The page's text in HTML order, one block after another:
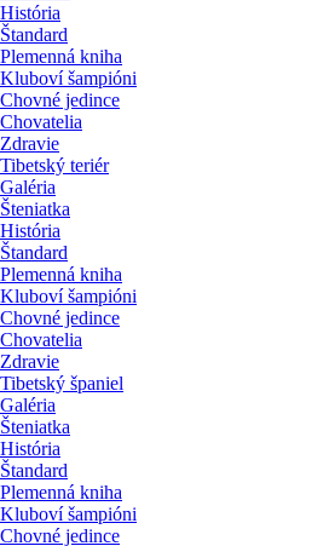
História
Štandard
Plemenná kniha
Kluboví šampióni
Chovné jedince
Chovatelia
Zdravie
Tibetský teriér
Galéria
Šteniatka
História
Štandard
Plemenná kniha
Kluboví šampióni
Chovné jedince
Chovatelia
Zdravie
Tibetský španiel
Galéria
Šteniatka
História
Štandard
Plemenná kniha
Kluboví šampióni
Chovné jedince